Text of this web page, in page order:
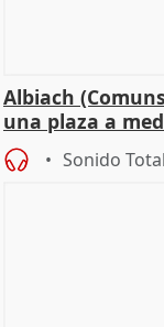
Albiach
una plaza a
Sonido